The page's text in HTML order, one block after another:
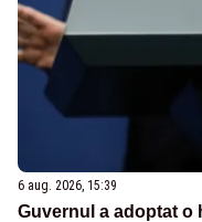
6 aug. 2026, 15:39
Guvernul a adoptat o